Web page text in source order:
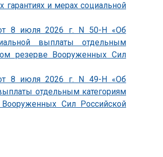
и мерах социальной
от 8 июля 2026 г. N 50-Н «Об
выплаты отдельным
резерве Вооруженных Сил
от 8 июля 2026 г. N 49-Н «Об
отдельным категориям
Сил Российской